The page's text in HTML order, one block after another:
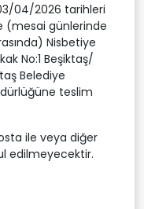
04/2026 tarihleri
(mesai günlerinde
Nisbetiye
No:1 Beşiktaş/
Belediye
teslim
ile veya diğer
edilmeyecektir.